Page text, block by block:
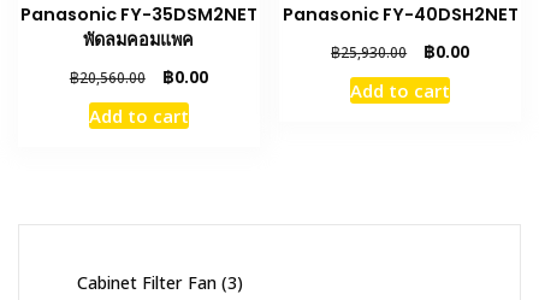
Panasonic FY-35DSM2NET
พัดลมคอมแพค
฿20,560.00
Original
price
was:
฿0.00Current
Add to cart
Panasonic FY-40DSH2NET
฿25,930.00
Original
price
was:
฿0.00Current
Add to cart
Cabinet Filter Fan 33